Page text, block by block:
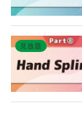
見放題